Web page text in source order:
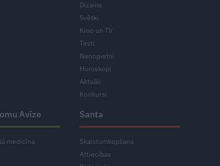
Dizains
Svētki
Kino un TV
Testi
Nenopietni
Horoskopi
Aktuāli
Konkursi
Avīze
medicīna
Santa
Skaistumkopšana
Attiecības